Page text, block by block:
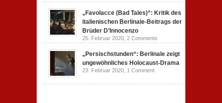
„Favolacce (Bad Tales)“: Kritik des
italienischen Berlinale-Beitrags der
Brüder D’Innocenzo
25. Februar 2020, 2 Comments
„Persischstunden“: Berlinale zeigt
ungewöhnliches Holocaust-Drama
23. Februar 2020, 1 Comment